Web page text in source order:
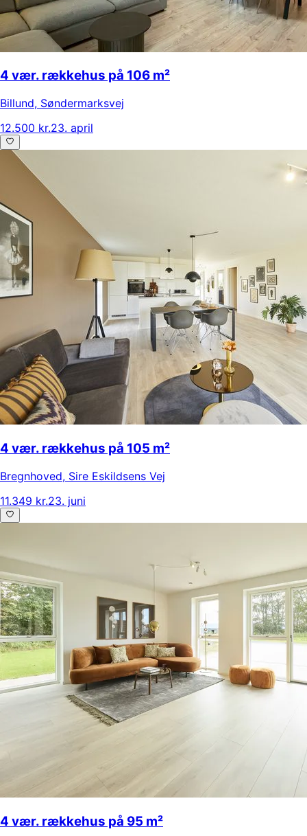
4 vær. rækkehus på 106 m²
Billund, Søndermarksvej
12.500 kr.23. april
4 vær. rækkehus på 105 m²
Bregnhoved, Sire Eskildsens Vej
11.349 kr.23. juni
4 vær. rækkehus på 95 m²